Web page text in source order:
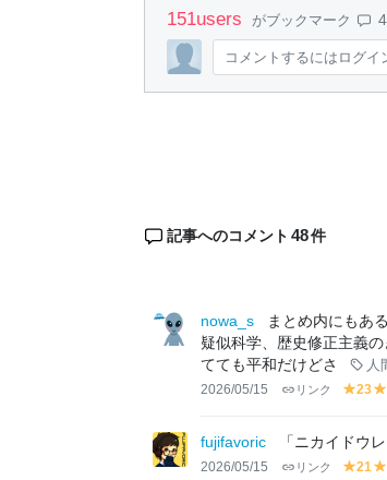
151users がブックマーク
コメントするにはログイ
記事へのコメント 48件
nowa_s
まとめ内にもあ
疑似科学、歴史修正主義
てても平和だけどさ
人
2026/05/15 リンク
y
lo
w
23
lo
w
fujifavoric 「ニカイドウ
2026/05/15 リンク
y
21